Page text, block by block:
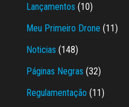
Lançamentos (10)
Meu Primeiro Drone (11)
Noticias (148)
Páginas Negras (32)
Regulamentação (11)